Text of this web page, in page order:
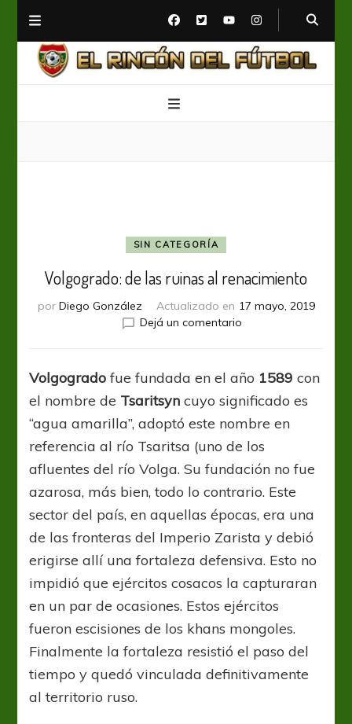
SIN CATEGORÍA
Volgogrado: de las ruinas al renacimiento
por Diego González Actualizado en 17 mayo, 2019
Dejá un comentarioen
las
ruinas
al
renacimiento
Volgogrado fue fundada en el año 1589 con
el nombre de Tsaritsyn cuyo significado es
“agua amarilla”, adoptó este nombre en
referencia al río Tsaritsa (uno de los
afluentes del río Volga. Su fundación no fue
azarosa, más bien, todo lo contrario. Este
sector del país, en aquellas épocas, era una
de las fronteras del Imperio Zarista y debió
erigirse allí una fortaleza defensiva. Esto no
impidió que ejércitos cosacos la capturaran
en un par de ocasiones. Estos ejércitos
fueron escisiones de los khans mongoles.
Finalmente la fortaleza resistió el paso del
tiempo y quedó vinculada definitivamente
al territorio ruso.